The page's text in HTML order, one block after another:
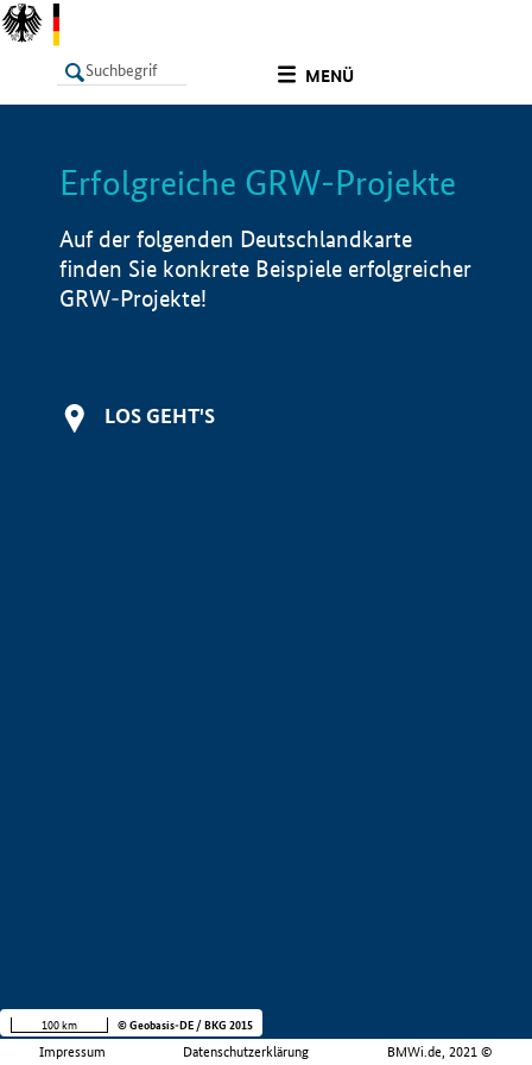
MENÜ
LISTE Info
Erfolgreiche GRW-Projekte
Auf der folgenden Deutschlandkarte
finden Sie konkrete Beispiele erfolgreicher
GRW-Projekte!
LOS GEHT'S
Impressum Datenschutzerklärung BMWi.de, 2021 ©
100 km © Geobasis-DE / BKG 2015